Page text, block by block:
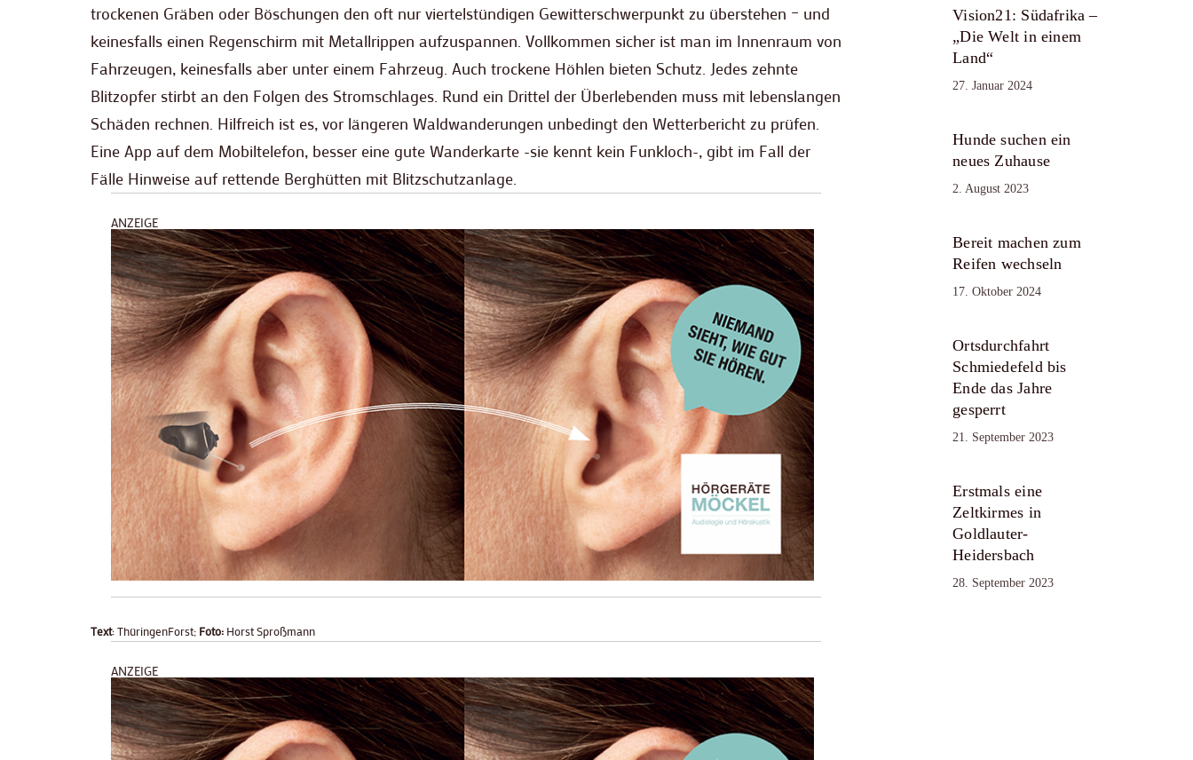
trockenen Gräben oder Böschungen den oft nur viertelstündigen Gewitterschwerpunkt zu überstehen – und
keinesfalls einen Regenschirm mit Metallrippen aufzuspannen. Vollkommen sicher ist man im Innenraum von
Fahrzeugen, keinesfalls aber unter einem Fahrzeug. Auch trockene Höhlen bieten Schutz. Jedes zehnte
Blitzopfer stirbt an den Folgen des Stromschlages. Rund ein Drittel der Überlebenden muss mit lebenslangen
Schäden rechnen. Hilfreich ist es, vor längeren Waldwanderungen unbedingt den Wetterbericht zu prüfen.
Eine App auf dem Mobiltelefon, besser eine gute Wanderkarte -sie kennt kein Funkloch-, gibt im Fall der
Fälle Hinweise auf rettende Berghütten mit Blitzschutzanlage.
ANZEIGE
Text: ThüringenForst; Foto: Horst Sproßmann
ANZEIGE
Vision21: Südafrika –
„Die Welt in einem
Land“
27. Januar 2024
Hunde suchen ein
neues Zuhause
2. August 2023
Bereit machen zum
Reifen wechseln
17. Oktober 2024
Ortsdurchfahrt
Schmiedefeld bis
Ende das Jahre
gesperrt
21. September 2023
Erstmals eine
Zeltkirmes in
Goldlauter-
Heidersbach
28. September 2023